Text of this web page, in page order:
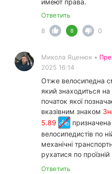
Ответить
8
8 0
Микола Яценюк •
2025 16:14
Отже велосипедна
який знаходиться на
початок якої
вказівним знаком
5.89
велосипедистів по
механічні
рухатися по проїзній
Ответить